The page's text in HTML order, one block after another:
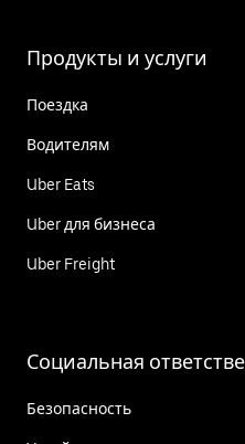
Продукты и услуги
Поездка
Водителям
Uber Eats
Uber для бизнеса
Uber Freight
Социальная
Безопасность